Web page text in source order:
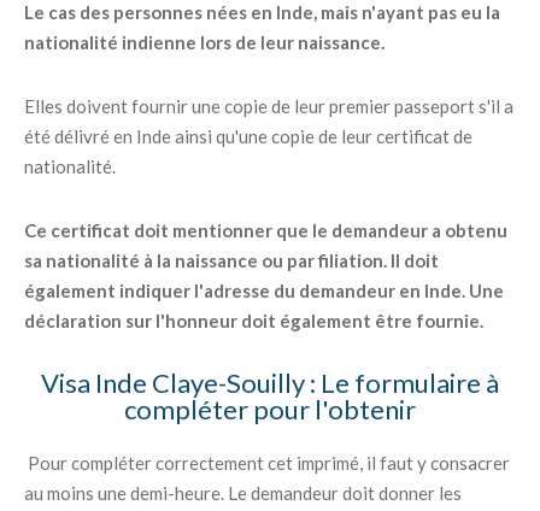
Le cas des personnes nées en Inde, mais n'ayant pas eu la
nationalité indienne lors de leur naissance.
Elles doivent fournir une copie de leur premier passeport s'il a
été délivré en Inde ainsi qu'une copie de leur certificat de
nationalité.
Ce certificat doit mentionner que le demandeur a obtenu
sa nationalité à la naissance ou par filiation. Il doit
également indiquer l'adresse du demandeur en Inde. Une
déclaration sur l'honneur doit également être fournie.
Visa Inde Claye-Souilly : Le formulaire à
compléter pour l'obtenir
Pour compléter correctement cet imprimé, il faut y consacrer
au moins une demi-heure. Le demandeur doit donner les